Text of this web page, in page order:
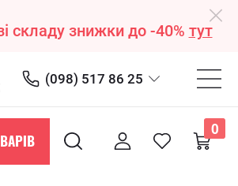
складу знижки до -40% тут
(098) 517 86 25
0